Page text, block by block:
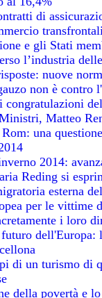
di
e gli Stati
l’industria
nuove
non è contro
congratulazioni
Matteo
una
2014:
Reding si
esterna
per le vittime
i loro
dell'Europa:
di un turismo di
della povertà e